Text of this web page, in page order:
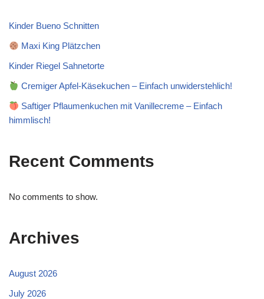
Kinder Bueno Schnitten
Maxi King Plätzchen
Kinder Riegel Sahnetorte
Cremiger Apfel-Käsekuchen – Einfach unwiderstehlich!
Saftiger Pflaumenkuchen mit Vanillecreme – Einfach
himmlisch!
Recent Comments
No comments to show.
Archives
August 2026
July 2026